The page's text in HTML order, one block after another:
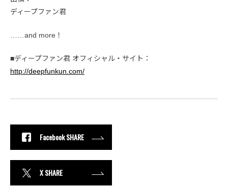
ディープファン君
……and more！
■ディープファン君 オフィシャル・サイト：
http://deepfunkun.com/
Facebook SHARE
X SHARE